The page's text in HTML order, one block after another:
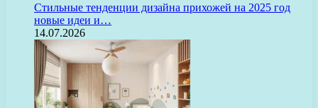
Стильные тенденции дизайна прихожей на 2025 год
новые идеи и…
14.07.2026